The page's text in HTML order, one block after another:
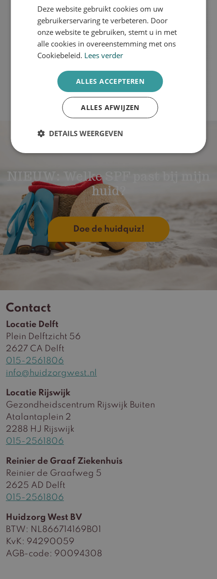
Plan een intakegesprek
Afspraak maken
NIEUW: Welke SPF past bij mijn
huid?
Doe de huidquiz!
Contact
Locatie Delft
Plein Delftzicht 56
2627 CA Delft
015-2561806
info@huidzorgwest.nl
Locatie Rijswijk
Gezondheidscentrum Rijswijk Buiten
Atalantaplein 2
2288 HJ Rijswijk
015-2561806
Reinier de Graaf Ziekenhuis
Reinier de Graafweg 5
2625 AD Delft
015-2561806
Huidzorg West BV
BTW: NL866714169B01
KvK: 94290059
AGB-code: 90094308
Deze website gebruikt cookies om uw
gebruikerservaring te verbeteren. Door
onze website te gebruiken, stemt u in met
alle cookies in overeenstemming met ons
Cookiebeleid. Lees verder
ALLES ACCEPTEREN
ALLES AFWIJZEN
DETAILS WEERGEVEN